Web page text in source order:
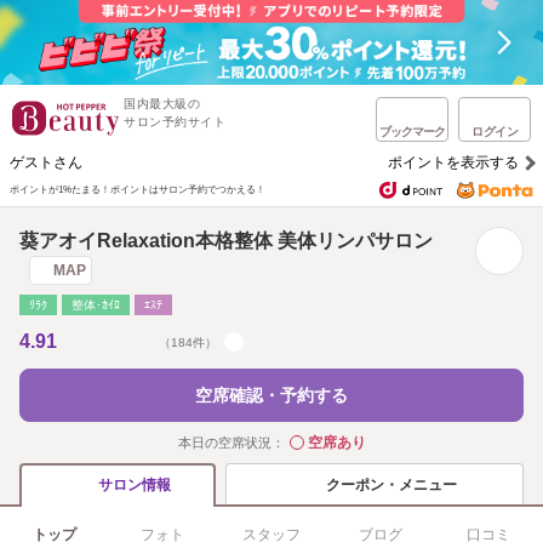
国内最大級の
サロン予約サイト
ブックマーク ログイン
ゲストさん ポイントを表示する
ポイントが1%たまる！ ポイントはサロン予約でつかえる！
葵アオイRelaxation本格整体 美体リンパサロン
MAP
ﾘﾗｸ 整体･ｶｲﾛ ｴｽﾃ
4.91 （184件）
空席確認・予約する
本日の空席状況： ◯空席あり
サロン情報 クーポン・メニュー
トップ フォト スタッフ ブログ 口コミ